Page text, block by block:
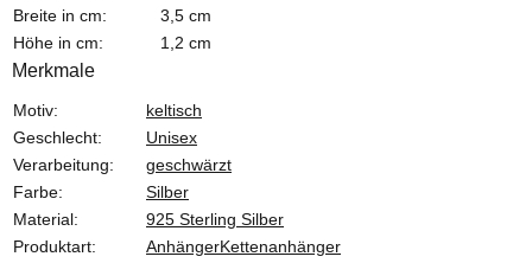
Breite in cm:
3,5 cm
Höhe in cm:
1,2 cm
Merkmale
Produkteigenschaft
Wert
Motiv:
keltisch
Geschlecht:
Unisex
Verarbeitung:
geschwärzt
Farbe:
Silber
Material:
925 Sterling Silber
Produktart:
AnhängerKettenanhänger